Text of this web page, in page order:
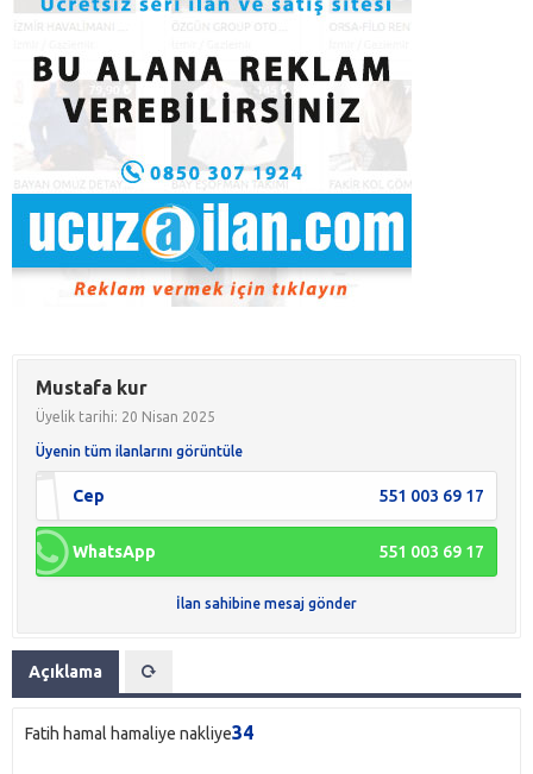
Mustafa kur
Üyelik tarihi: 20 Nisan 2025
Üyenin tüm ilanlarını görüntüle
Cep 551 003 69 17
WhatsApp 551 003 69 17
İlan sahibine mesaj gönder
Açıklama
Fatih hamal hamaliye nakliye34